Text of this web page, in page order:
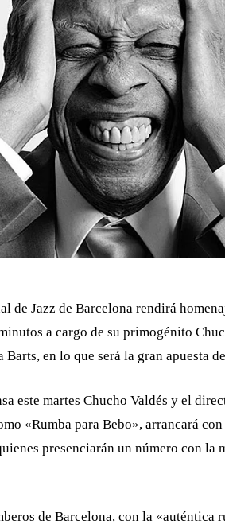
de Jazz de Barcelona rendirá
a cargo de su primogénito
en lo que será la gran apuesta
este martes Chucho Valdés y el
«Rumba para Bebo», arrancará
presenciarán un número con
de Barcelona, con la «auténtica